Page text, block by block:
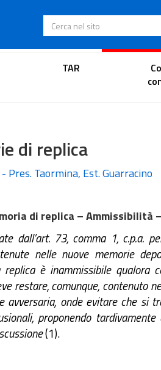
Cerca nel sito
TAR
di replica
Pres. Taormina, Est. Guarracino
di replica – Ammissibilità
dall’art. 73, comma 1, c.p.a.
nelle nuove memorie
è inammissibile qualora
restare, comunque, contenuto
avversaria, onde evitare che si
proponendo
(1).